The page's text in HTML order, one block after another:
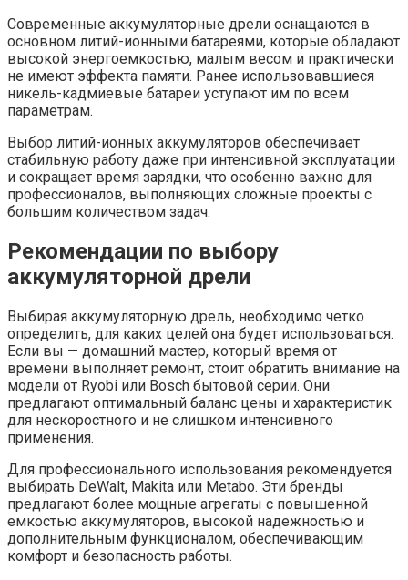
Современные аккумуляторные дрели оснащаются в
основном литий-ионными батареями, которые обладают
высокой энергоемкостью, малым весом и практически
не имеют эффекта памяти. Ранее использовавшиеся
никель-кадмиевые батареи уступают им по всем
параметрам.
Выбор литий-ионных аккумуляторов обеспечивает
стабильную работу даже при интенсивной эксплуатации
и сокращает время зарядки, что особенно важно для
профессионалов, выполняющих сложные проекты с
большим количеством задач.
Рекомендации по выбору
аккумуляторной дрели
Выбирая аккумуляторную дрель, необходимо четко
определить, для каких целей она будет использоваться.
Если вы — домашний мастер, который время от
времени выполняет ремонт, стоит обратить внимание на
модели от Ryobi или Bosch бытовой серии. Они
предлагают оптимальный баланс цены и характеристик
для нескоростного и не слишком интенсивного
применения.
Для профессионального использования рекомендуется
выбирать DeWalt, Makita или Metabo. Эти бренды
предлагают более мощные агрегаты с повышенной
емкостью аккумуляторов, высокой надежностью и
дополнительным функционалом, обеспечивающим
комфорт и безопасность работы.